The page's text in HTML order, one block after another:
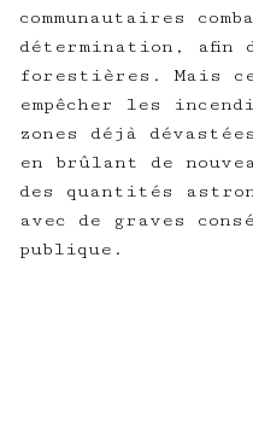
communautaires
détermination, afin
forestières. Mais
empêcher les
zones déjà
en brûlant de
des quantités
avec de graves
publique.